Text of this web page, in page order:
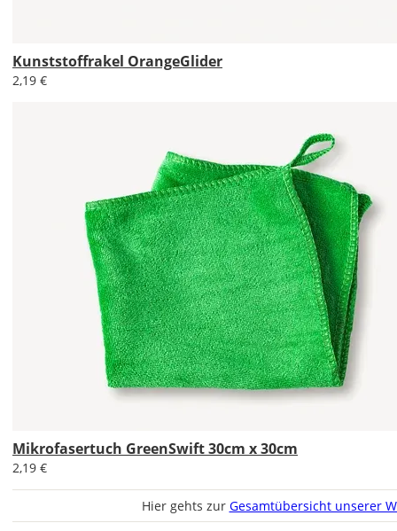
Sa., 15.08. -
Do., 20.08.
1,99 EUR
ohne
Produktionsaufschlag
Versandkosten 1,99
EUR
Priority
Deutschland
Mi., 12.08. -
Kunststoffrakel OrangeGlider
2,19 €
Mikrofasertuch GreenSwift 30cm x 30cm
2,19 €
Hier gehts zur Gesamtübersicht unserer